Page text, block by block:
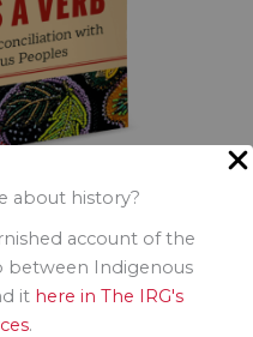
about history?
account of the
between Indigenous
it here in The IRG's
. en 2025